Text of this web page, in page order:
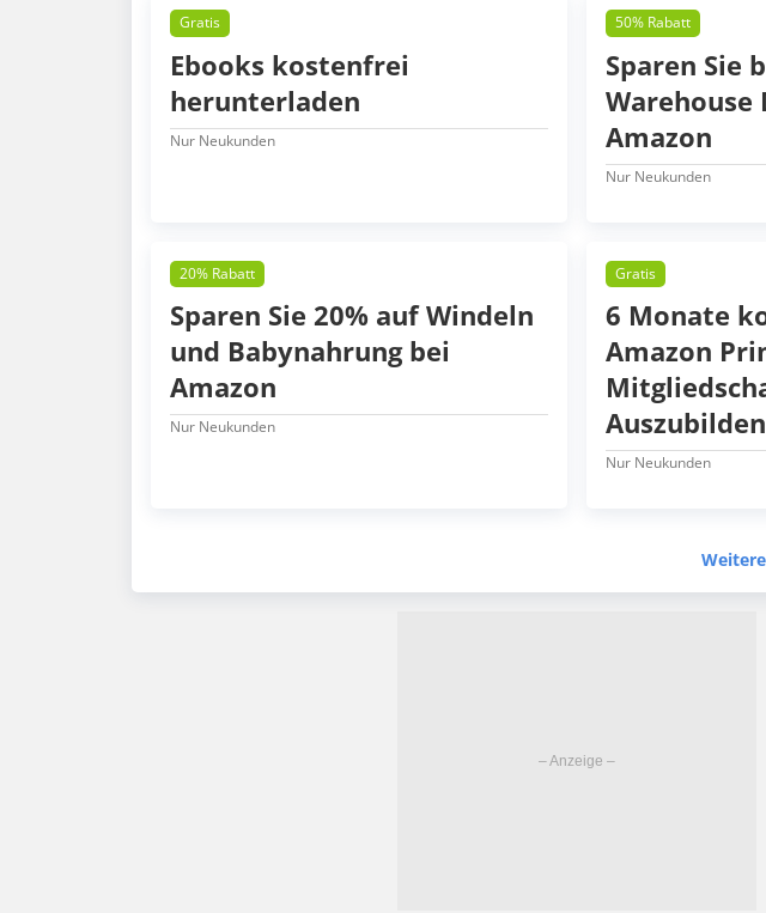
Gratis
Ebooks kostenfrei
herunterladen
Nur Neukunden
50% Rabatt
Sparen Sie
Warehouse
Amazon
Nur Neukunden
20% Rabatt
Sparen Sie 20% auf Windeln
und Babynahrung bei
Amazon
Nur Neukunden
Gratis
6 Monate
Amazon
Nur Neukunden